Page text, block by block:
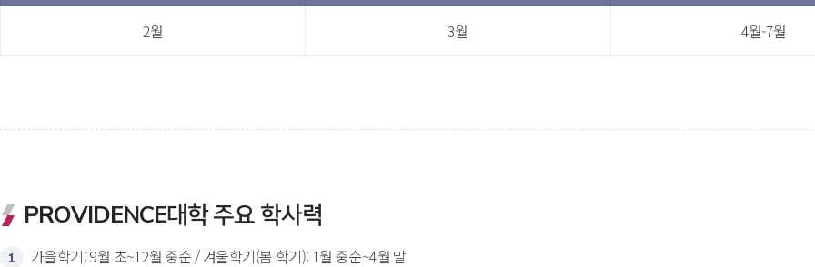
2월 3월 4월-7월
PROVIDENCE대학 주요 학사력
1 가을학기: 9월 초~12월 중순 / 겨울학기(봄 학기): 1월 중순~4월 말